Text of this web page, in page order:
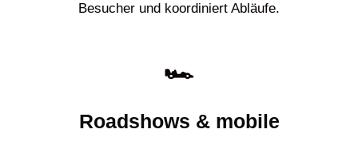
Besucher und koordiniert Abläufe.
🏎️
Roadshows & mobile